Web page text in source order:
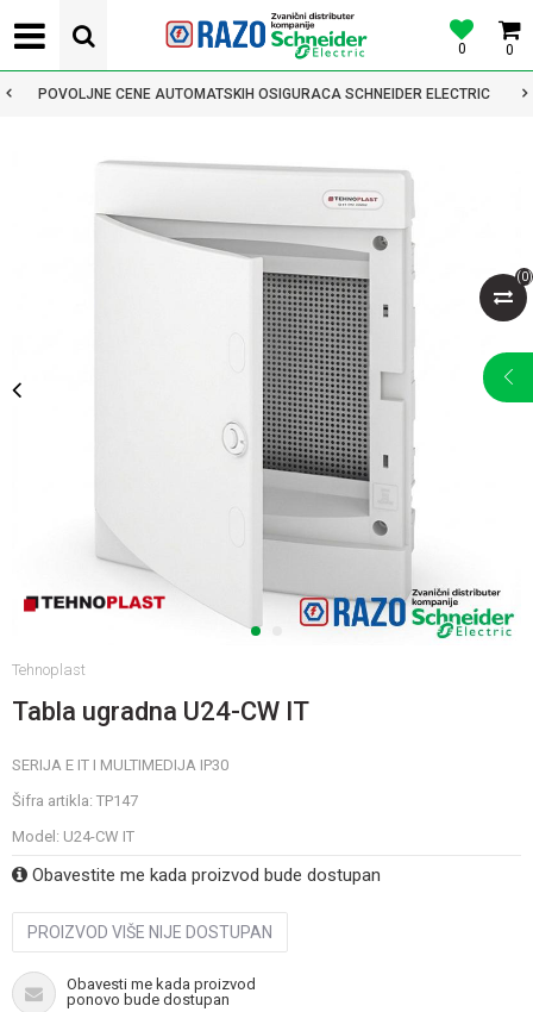
0
0
POVOLJNE CENE AUTOMATSKIH OSIGURACA SCHNEIDER ELECTRIC
(0)
1
Tehnoplast
Tabla ugradna U24-CW IT
SERIJA E IT I MULTIMEDIJA IP30
Šifra artikla: TP147
Model: U24-CW IT
Obavestite me kada proizvod bude dostupan
PROIZVOD VIŠE NIJE DOSTUPAN
Obavesti me kada proizvod
ponovo bude dostupan